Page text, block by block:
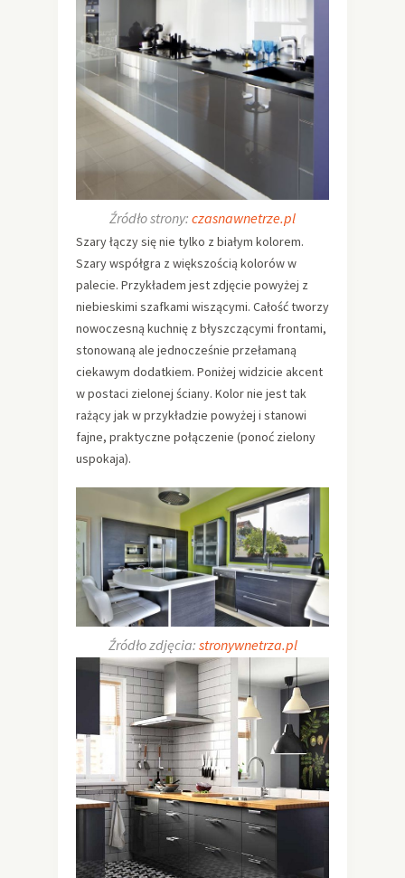
Źródło strony: czasnawnetrze.pl
Szary łączy się nie tylko z białym kolorem.
Szary współgra z większością kolorów w
palecie. Przykładem jest zdjęcie powyżej z
niebieskimi szafkami wiszącymi. Całość tworzy
nowoczesną kuchnię z błyszczącymi frontami,
stonowaną ale jednocześnie przełamaną
ciekawym dodatkiem. Poniżej widzicie akcent
w postaci zielonej ściany. Kolor nie jest tak
rażący jak w przykładzie powyżej i stanowi
fajne, praktyczne połączenie (ponoć zielony
uspokaja).
Źródło zdjęcia: stronywnetrza.pl